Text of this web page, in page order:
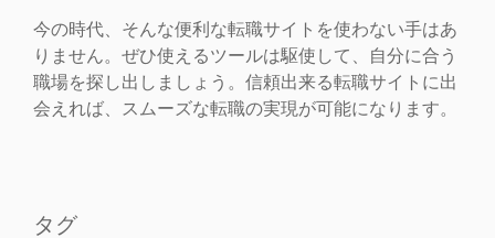
今の時代、そんな便利な転職サイトを使わない手はあ
りません。ぜひ使えるツールは駆使して、自分に合う
職場を探し出しましょう。信頼出来る転職サイトに出
会えれば、スムーズな転職の実現が可能になります。
タグ